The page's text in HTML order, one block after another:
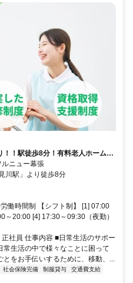
！駅徒歩8分！有料老人ホームの
ニュー幕張
川駅」より徒歩8分
働時間制 【シフト制】 [1] 07:00
～20:00 [4] 17:30～09:30（夜勤）
社員 仕事内容 ■日常生活のサポー
常生活の中で様々なことに困って
をお手伝いするために、移動、...
社会保険完備 制服貸与
交通費支給